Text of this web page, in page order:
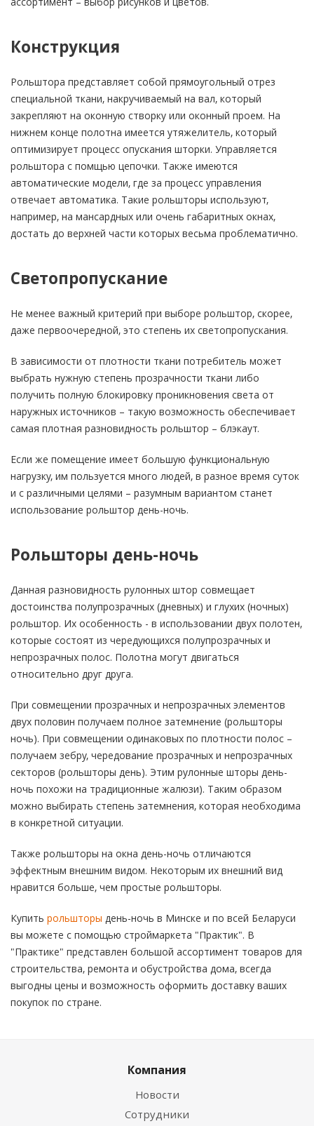
Конструкция
Рольштора представляет собой прямоугольный отрез
специальной ткани, накручиваемый на вал, который
закрепляют на оконную створку или оконный проем. На
нижнем конце полотна имеется утяжелитель, который
оптимизирует процесс опускания шторки. Управляется
рольштора с помщью цепочки. Также имеются
автоматические модели, где за процесс управления
отвечает автоматика. Такие рольшторы используют,
например, на мансардных или очень габаритных окнах,
достать до верхней части которых весьма проблематично.
Светопропускание
Не менее важный критерий при выборе рольштор, скорее,
даже первоочередной, это степень их светопропускания.
В зависимости от плотности ткани потребитель может
выбрать нужную степень прозрачности ткани либо
получить полную блокировку проникновения света от
наружных источников – такую возможность обеспечивает
самая плотная разновидность рольштор – блэкаут.
Если же помещение имеет большую функциональную
нагрузку, им пользуется много людей, в разное время суток
и с различными целями – разумным вариантом станет
использование рольштор день-ночь.
Рольшторы день-ночь
Данная разновидность рулонных штор совмещает
достоинства полупрозрачных (дневных) и глухих (ночных)
рольштор. Их особенность - в использовании двух полотен,
которые состоят из чередующихся полупрозрачных и
непрозрачных полос. Полотна могут двигаться
относительно друг друга.
При совмещении прозрачных и непрозрачных элементов
двух половин получаем полное затемнение (рольшторы
ночь). При совмещении одинаковых по плотности полос –
получаем зебру, чередование прозрачных и непрозрачных
секторов (рольшторы день). Этим рулонные шторы день-
ночь похожи на традиционные жалюзи). Таким образом
можно выбирать степень затемнения, которая необходима
в конкретной ситуации.
Также рольшторы на окна день-ночь отличаются
эффектным внешним видом. Некоторым их внешний вид
нравится больше, чем простые рольшторы.
Купить рольшторы день-ночь в Минске и по всей Беларуси
вы можете с помощью строймаркета "Практик". В
"Практике" представлен большой ассортимент товаров для
строительства, ремонта и обустройства дома, всегда
выгодны цены и возможность оформить доставку ваших
покупок по стране.
Компания
Новости
Сотрудники